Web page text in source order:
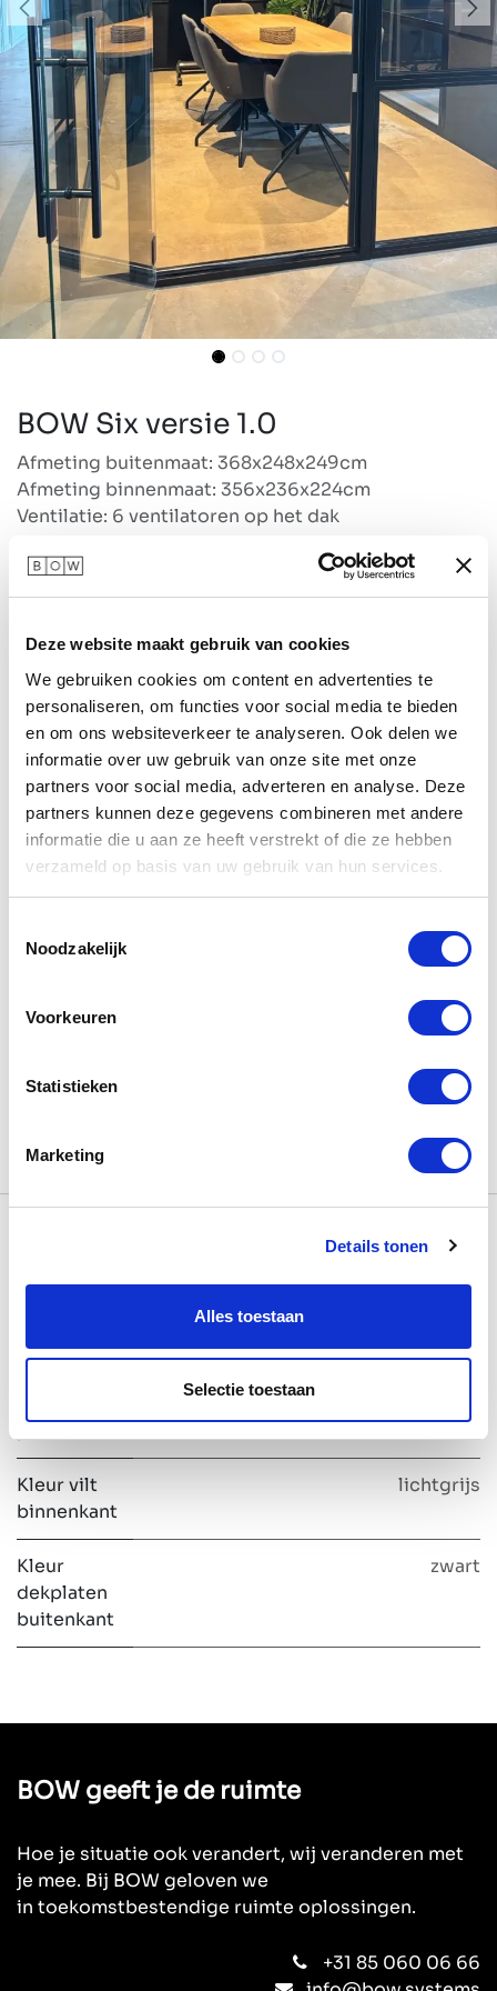
Deze website maakt gebruik van cookies
We gebruiken cookies om content en advertenties te
personaliseren, om functies voor social media te bieden
en om ons websiteverkeer te analyseren. Ook delen we
informatie over uw gebruik van onze site met onze
partners voor social media, adverteren en analyse. Deze
partners kunnen deze gegevens combineren met andere
informatie die u aan ze heeft verstrekt of die ze hebben
verzameld op basis van uw gebruik van hun services.
Noodzakelijk
Voorkeuren
Statistieken
Marketing
Details tonen
Alles toestaan
Selectie toestaan
BOW Six versie 1.0
Afmeting buitenmaat: 368x248x249cm
Afmeting binnenmaat: 356x236x224cm
Ventilatie: 6 ventilatoren op het dak
Aansluitingen : 3x 230 V en 2x USB vanuit het dak
Een lange zijde dicht
Prijs is exclusief BTW en inclusief bezorgen en
plaatsen in Nederland op de begane grond. Wordt
je BOW op de verdieping geplaatst en/of buiten
Nederland, dan geldt een toeslag.
7.500,00€
Aan winkelmandje toevoegen
Algemene voorwaarden
Kleur vilt
binnenkant
lichtgrijs
Kleur
dekplaten
buitenkant
zwart
BOW geeft je de ruimte
Hoe je situatie ook verandert, wij veranderen met
je mee. Bij BOW geloven we
in toekomstbestendige ruimte oplossingen.
+31 85 060 06 66